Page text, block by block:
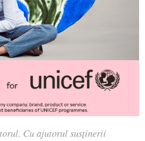
Cu ajutorul susținerii